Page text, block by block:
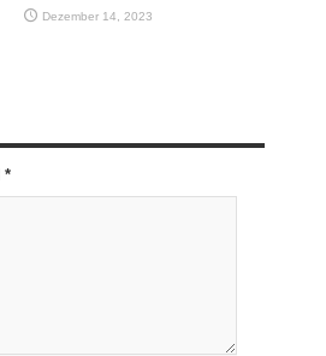
Dezember 14, 2023
*